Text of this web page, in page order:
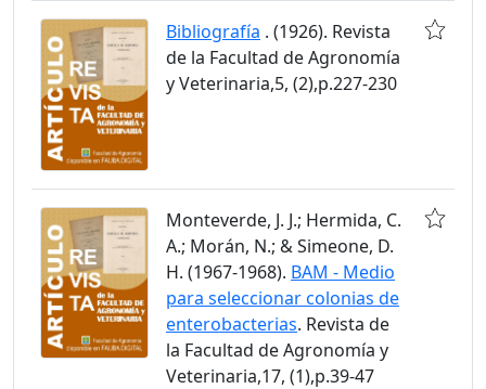
Bibliografía . (1926). Revista
de la Facultad de Agronomía
y Veterinaria,5, (2),p.227-230
Monteverde, J. J.; Hermida, C.
A.; Morán, N.; & Simeone, D.
H. (1967-1968). BAM - Medio
para seleccionar colonias de
enterobacterias. Revista de
la Facultad de Agronomía y
Veterinaria,17, (1),p.39-47